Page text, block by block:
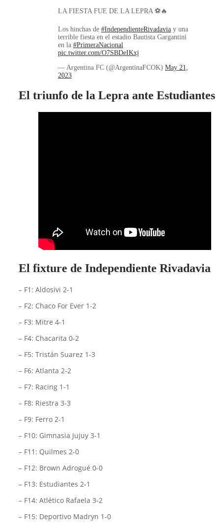
LA FIESTA FUE DE LA LEPRA ⚽️🔥
Los hinchas de #IndependienteRivadavia y una
terrible fiesta en el estadio Bautista Gargantini
en la #PrimeraNacional
pic.twitter.com/O7SBDeIKxj
— Argentina FC (@ArgentinaFCOK) May 21,
2023
El triunfo de la Lepra ante Estudiantes
El fixture de Independiente Rivadavia
– F1: Aldosivi 2-1
– F2: Chaco For Ever 1-2
– F3: Mitre 4-1
– F4: Chacarita 0-2
– F5: Tristán Suarez 1-3
– F6: Atlanta 2-2
– F7: Racing 1-1
– F8: Riestra 3-3
– F9: Ferro 2-1
– F10: Gimnasia Jujuy 3-1
– F11: Quilmes 2-0
– F12: Brown Adrogué 0-0
– F13: Estudiantes 2-1
– F14: Atlético Rafaela 3-2
– F15: Deportivo Madryn 1-0